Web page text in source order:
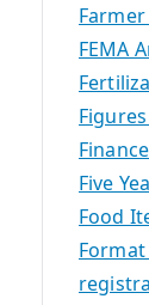
FEMA
Five
Food